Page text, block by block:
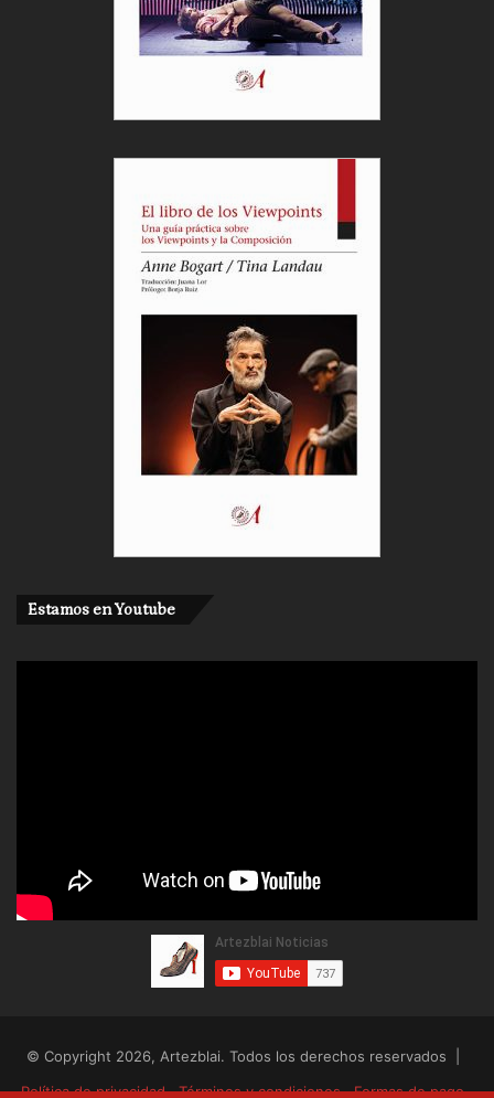
Estamos en Youtube
© Copyright 2026, Artezblai. Todos los derechos reservados |
Política de privacidad
Términos y condiciones Formas de pago